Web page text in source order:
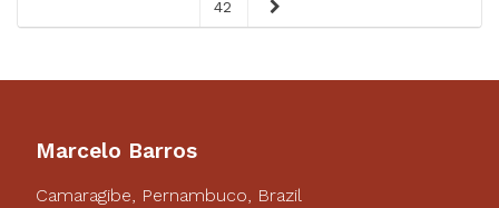
42
Marcelo Barros
Camaragibe, Pernambuco, Brazil